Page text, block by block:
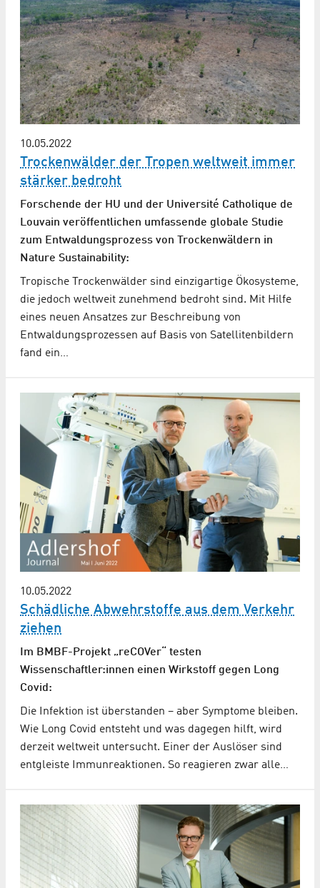
10.05.2022
Trockenwälder der Tropen weltweit immer
stärker bedroht
Forschende der HU und der Université Catholique de
Louvain veröffentlichen umfassende globale Studie
zum Entwaldungsprozess von Trockenwäldern in
Nature Sustainability:
Tropische Trockenwälder sind einzigartige Ökosysteme,
die jedoch weltweit zunehmend bedroht sind. Mit Hilfe
eines neuen Ansatzes zur Beschreibung von
Entwaldungsprozessen auf Basis von Satellitenbildern
fand ein…
10.05.2022
Schädliche Abwehrstoffe aus dem Verkehr
ziehen
Im BMBF-Projekt „reCOVer“ testen
Wissenschaftler:innen einen Wirkstoff gegen Long
Covid:
Die Infektion ist überstanden – aber Symptome bleiben.
Wie Long Covid entsteht und was dagegen hilft, wird
derzeit weltweit untersucht. Einer der Auslöser sind
entgleiste Immunreaktionen. So reagieren zwar alle…